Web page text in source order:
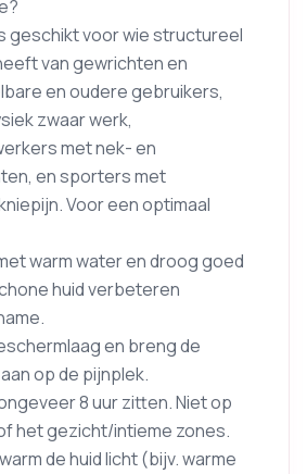
geschikt voor wie structureel
van gewrichten en
en oudere gebruikers,
zwaar werk,
met nek- en
en sporters met
Voor een optimaal
warm water en droog goed
huid verbeteren
en breng de
op de pijnplek.
8 uur zitten. Niet op
het gezicht/intieme zones.
de huid licht (bijv. warme